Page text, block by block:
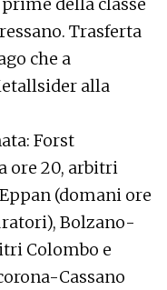
Trasferta
che a
alla
Forst
ore 20, arbitri
(domani ore
Bolzano-
Colombo e
Cassano